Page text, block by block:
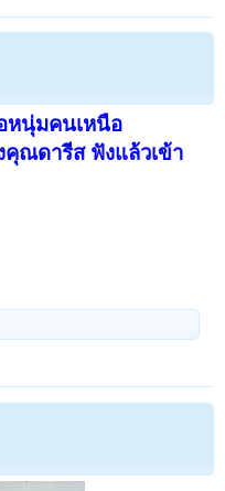
หนุ่มคนเหนือ
คุณดารีส ฟังแล้วเข้า